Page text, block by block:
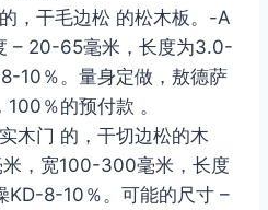
，干毛边松 的松木板。-A
– 20-65毫米，长度为3.0-
10％。量身定做，敖德萨
％的预付款 。
木门 的，干切边松的木
，宽100-300毫米，长度
KD-8-10％。可能的尺寸 –